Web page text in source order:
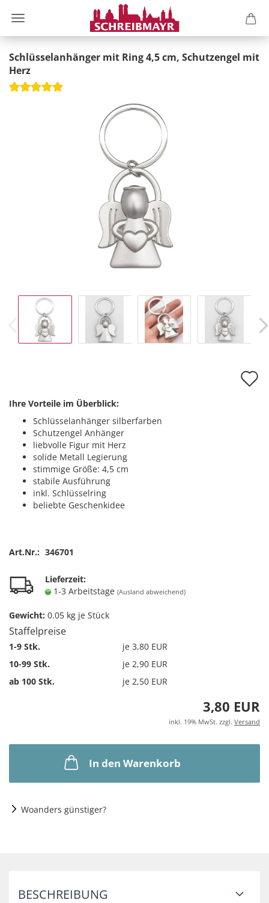
Schlüsselanhänger mit Ring 4,5 cm, Schutzengel mit
Herz
Ihre Vorteile im Überblick:
Schlüsselanhänger silberfarben
Schutzengel Anhänger
liebvolle Figur mit Herz
solide Metall Legierung
stimmige Größe: 4,5 cm
stabile Ausführung
inkl. Schlüsselring
beliebte Geschenkidee
Art.Nr.: 346701
Lieferzeit:
1-3 Arbeitstage (Ausland abweichend)
Gewicht: 0.05 kg je Stück
Staffelpreise
1-9 Stk.
je 3,80 EUR
10-99 Stk.
je 2,90 EUR
ab 100 Stk.
je 2,50 EUR
3,80 EUR
inkl. 19% MwSt. zzgl. Versand
In den Warenkorb
Woanders günstiger?
BESCHREIBUNG